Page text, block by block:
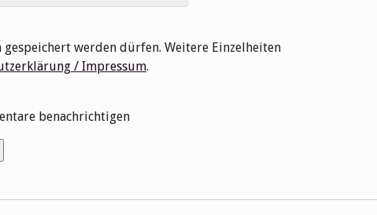
gespeichert werden dürfen. Weitere Einzelheiten
/ Impressum.
benachrichtigen